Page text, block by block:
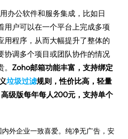
办公软件和服务集成，比如日
用户可以在一个平台上完成多项
用程序，从而大幅提升了整体的
协调多个项目或团队协作的情况
。Zoho邮箱功能丰富，支持绑定
垃圾过滤规则，性价比高，轻量
级版每年每人200元，支持单个
内外企业一致喜爱。纯净无广告，安